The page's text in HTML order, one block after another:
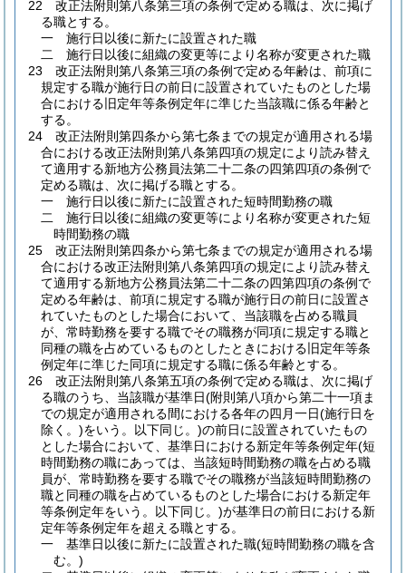
22
改正法附則第八条第三項の条例で定める職は、次に掲げ
る職とする。
一
施行日以後に新たに設置された職
二
施行日以後に組織の変更等により名称が変更された職
23
改正法附則第八条第三項の条例で定める年齢は、前項に
規定する職が施行日の前日に設置されていたものとした場
合における旧定年等条例定年に準じた当該職に係る年齢と
する。
24
改正法附則第四条から第七条までの規定が適用される場
合における改正法附則第八条第四項の規定により読み替え
て適用する新地方公務員法第二十二条の四第四項の条例で
定める職は、次に掲げる職とする。
一
施行日以後に新たに設置された短時間勤務の職
二
施行日以後に組織の変更等により名称が変更された短
時間勤務の職
25
改正法附則第四条から第七条までの規定が適用される場
合における改正法附則第八条第四項の規定により読み替え
て適用する新地方公務員法第二十二条の四第四項の条例で
定める年齢は、前項に規定する職が施行日の前日に設置さ
れていたものとした場合において、当該職を占める職員
が、常時勤務を要する職でその職務が同項に規定する職と
同種の職を占めているものとしたときにおける旧定年等条
例定年に準じた同項に規定する職に係る年齢とする。
26
改正法附則第八条第五項の条例で定める職は、次に掲げ
る職のうち、当該職が基準日(附則第八項から第二十一項ま
での規定が適用される間における各年の四月一日(施行日を
除く。)をいう。以下同じ。)の前日に設置されていたもの
とした場合において、基準日における新定年等条例定年(短
時間勤務の職にあっては、当該短時間勤務の職を占める職
員が、常時勤務を要する職でその職務が当該短時間勤務の
職と同種の職を占めているものとした場合における新定年
等条例定年をいう。以下同じ。)が基準日の前日における新
定年等条例定年を超える職とする。
一
基準日以後に新たに設置された職(短時間勤務の職を含
む。)